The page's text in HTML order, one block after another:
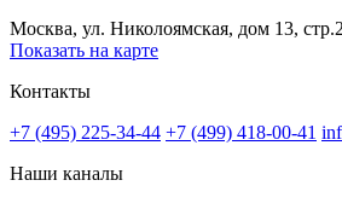
Москва, ул. Николоямская, дом 13, стр.2
Показать на карте
Контакты
+7 (495) 225-34-44 +7 (499) 418-00-41
Наши каналы